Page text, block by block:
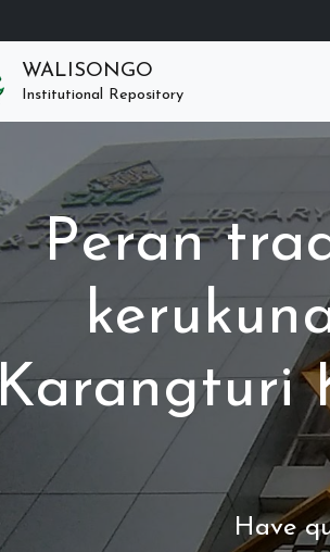
WALISONGO
Institutional Repository
Peran
Karangturi
Have